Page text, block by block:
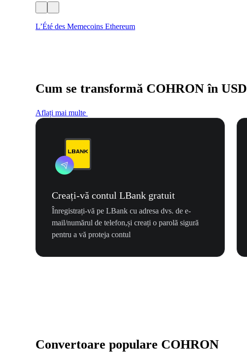
L’Été des Memecoins Ethereum
Cum se transformă COHRON în USD
Aflați mai multe
Creați-vă contul LBank gratuit
Înregistrați-vă pe LBank cu adresa dvs. de e-
mail/numărul de telefon,și creați o parolă sigură
pentru a vă proteja contul
Convertoare populare COHRON